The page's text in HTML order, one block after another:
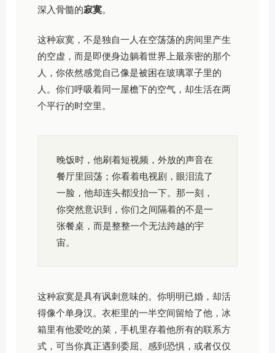
深入骨髓的寂寞。
这种寂寞，不是独自一人在空荡荡的房间里产生
的空虚，而是即便身边躺着世界上最亲密的那个
人，你依然感觉自己像是被困在玻璃罩子里的
人。你们呼吸着同一屋檐下的空气，却生活在两
个平行的时空里。
晚饭时，他刷着短视频，外放的声音在
餐厅里回荡；你看着电视剧，眼泪流了
一脸，他却连头都没抬一下。那一刻，
你突然意识到，你们之间隔着的不是一
张餐桌，而是整整一个无法跨越的宇
宙。
这种寂寞是具有讽刺意味的。你明明已婚，却活
得像个单身汉。衣柜里的一半空间留给了他，冰
箱里有他爱吃的菜，手机里存着他所有的联系方
式，可当你真正遇到委屈、感到恐惧，或者仅仅